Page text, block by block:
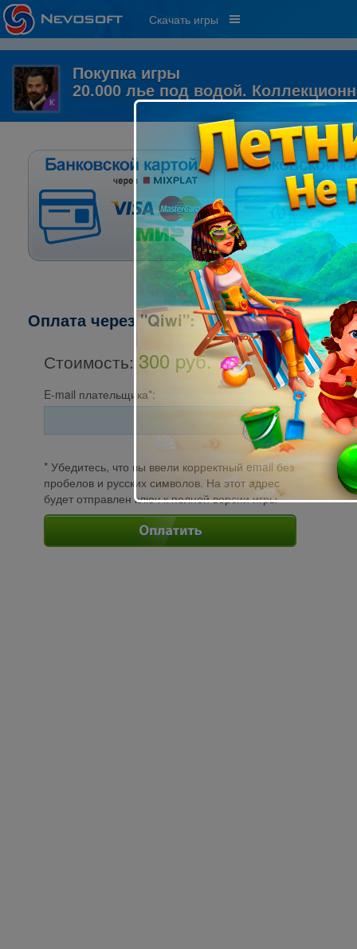
Скачать игры
Покупка игры
20.000 лье под водой.
Оплата через "Qiwi":
Стоимость: 300 pуб.
E-mail плательщика*:
* Убедитесь, что вы ввели корректный email без
пробелов и русских символов. На этот адрес
будет отправлен ключ к полной версии игры